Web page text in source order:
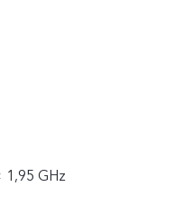
1,95 GHz